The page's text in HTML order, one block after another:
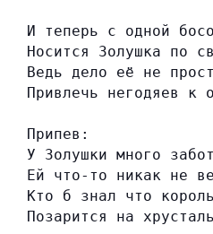
И теперь с одной
Носится Золушка по
Ведь дело её не
Привлечь негодяев к
Припев:
У Золушки много забот
Ей что-то никак не
Кто б знал что
Позарится на